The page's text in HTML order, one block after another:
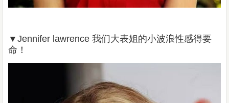
▼ Jennifer lawrence 我们大表姐的小波浪性感得要
命！